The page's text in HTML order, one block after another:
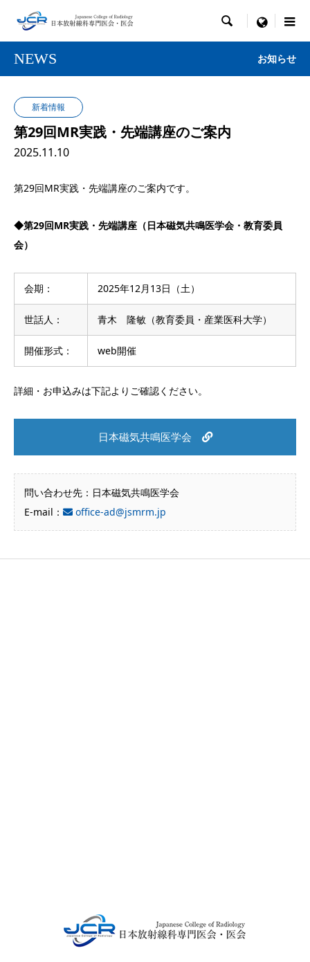
 menu
NEWS お知らせ
新着情報
第29回MR実践・先端講座のご案内
2025.11.10
第29回MR実践・先端講座のご案内です。
◆第29回MR実践・先端講座（日本磁気共鳴医学会・教育委員
会）
会期： 2025年12月13日（土）
世話人： 青木 隆敏（教育委員・産業医科大学）
開催形式： web開催
詳細・お申込みは下記よりご確認ください。
日本磁気共鳴医学会
問い合わせ先：日本磁気共鳴医学会
E-mail：
office-ad@jsmrm.jp